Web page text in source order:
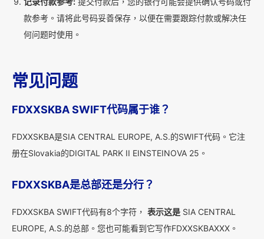
款参考。请将此号码妥善保存，以便在需要跟踪付款或解决任
何问题时使用。
常见问题
FDXXSKBA SWIFT代码属于谁？
FDXXSKBA是SIA CENTRAL EUROPE, A.S.的SWIFT代码。它注
册在Slovakia的DIGITAL PARK II EINSTEINOVA 25。
FDXXSKBA是总部还是分行？
FDXXSKBA SWIFT代码有8个字符， 表示这是 SIA CENTRAL
EUROPE, A.S.的总部。您也可能看到它写作FDXXSKBAXXX。